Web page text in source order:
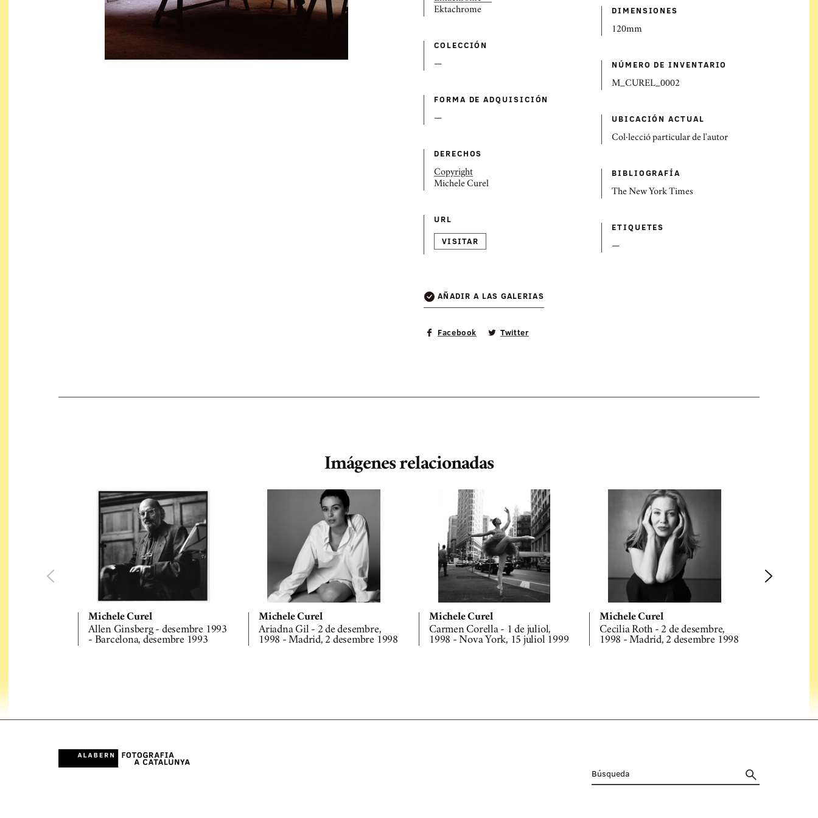
Ektachrome
DIMENSIONES
120mm
COLECCIÓN
— NÚMERO DE INVENTARIO
M_CUREL_0002
FORMA DE ADQUISICIÓN
— UBICACIÓN ACTUAL
Col·lecció particular de l'autor
DERECHOS
Copyright
Michele Curel
BIBLIOGRAFÍ­A
The New York Times
URL
VISITAR
ETIQUETES
—
AÑADIR A LAS GALERIAS
Facebook Twitter
Imágenes relacionadas
Michele Curel
Allen Ginsberg - desembre 1993
- Barcelona, desembre 1993
Michele Curel
Ariadna Gil - 2 de desembre,
1998 - Madrid, 2 desembre 1998
Michele Curel
Carmen Corella - 1 de juliol,
1998 - Nova York, 15 juliol 1999
Michele Curel
Cecilia Roth - 2 de desembre,
1998 - Madrid, 2 desembre 1998